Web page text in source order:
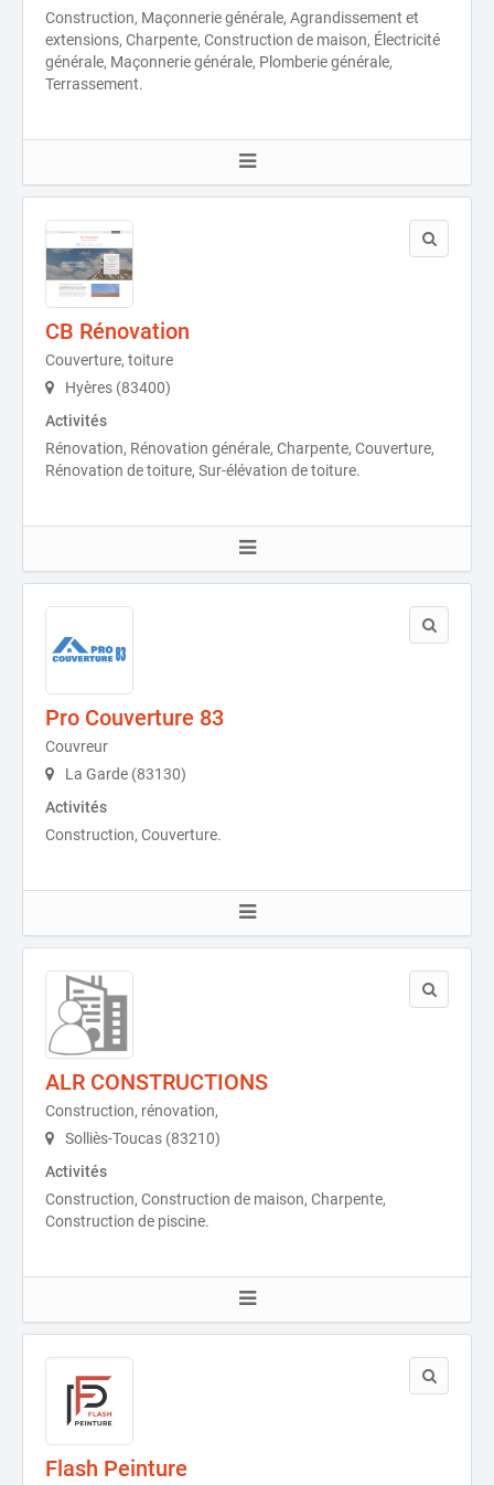
Construction, Maçonnerie générale, Agrandissement et
extensions, Charpente, Construction de maison, Électricité
générale, Maçonnerie générale, Plomberie générale,
Terrassement.
CB Rénovation
Couverture, toiture
Hyères (83400)
Activités
Rénovation, Rénovation générale, Charpente, Couverture,
Rénovation de toiture, Sur-élévation de toiture.
Pro Couverture 83
Couvreur
La Garde (83130)
Activités
Construction, Couverture.
ALR CONSTRUCTIONS
Construction, rénovation,
Solliès-Toucas (83210)
Activités
Construction, Construction de maison, Charpente,
Construction de piscine.
Flash Peinture